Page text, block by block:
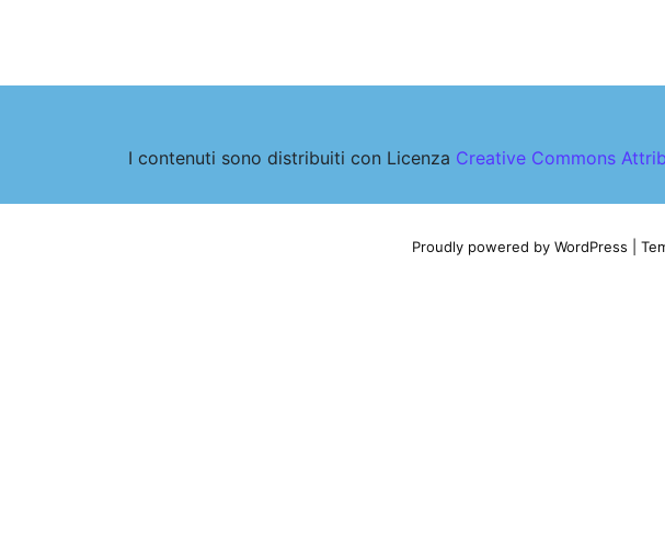
I contenuti sono distribuiti con Licenza Creative Commons
Proudly powered by WordPress